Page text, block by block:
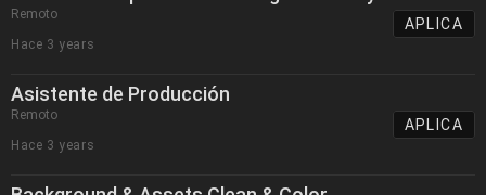
Remoto
Hace 3 years
APLICA
Asistente de Producción
Remoto
Hace 3 years
APLICA